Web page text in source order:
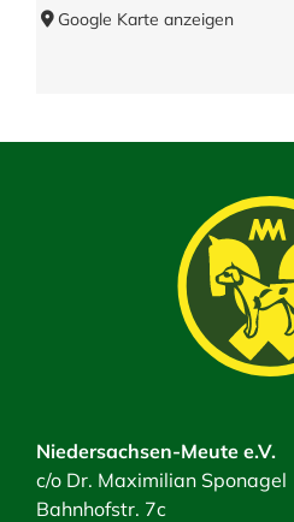
Google Karte anzeigen
Niedersachsen-Meute e.V.
c/o Dr. Maximilian Sponagel
Bahnhofstr. 7c